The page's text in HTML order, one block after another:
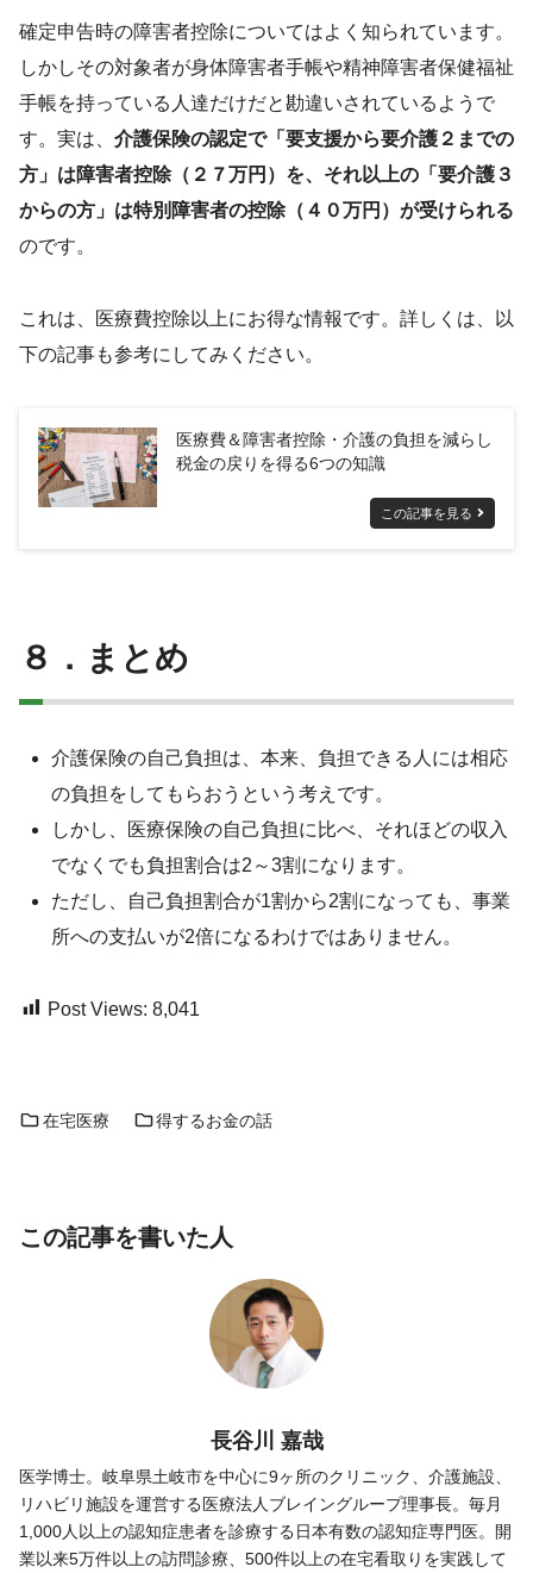
確定申告時の障害者控除についてはよく知られています。
しかしその対象者が身体障害者手帳や精神障害者保健福祉
手帳を持っている人達だけだと勘違いされているようで
す。実は、 介護保険の認定で「要支援から要介護２までの
方」は障害者控除（２７万円）を、それ以上の「要介護３
からの方」は特別障害者の控除（４０万円）が受けられる
のです。
これは、医療費控除以上にお得な情報です。詳しくは、以
下の記事も参考にしてみください。
医療費＆障害者控除・介護の負担を減らし
税金の戻りを得る6つの知識
この記事を見る
８．まとめ
介護保険の自己負担は、本来、負担できる人には相応
の負担をしてもらおうという考えです。
しかし、医療保険の自己負担に比べ、それほどの収入
でなくでも負担割合は2～3割になります。
ただし、自己負担割合が1割から2割になっても、事業
所への支払いが2倍になるわけではありません。
Post Views: 8,041
在宅医療 得するお金の話
この記事を書いた人
長谷川 嘉哉
医学博士。岐阜県土岐市を中心に9ヶ所のクリニック、介護施設、
リハビリ施設を運営する医療法人ブレイングループ理事長。毎月
1,000人以上の認知症患者を診療する日本有数の認知症専門医。開
業以来5万件以上の訪問診療、500件以上の在宅看取りを実践して